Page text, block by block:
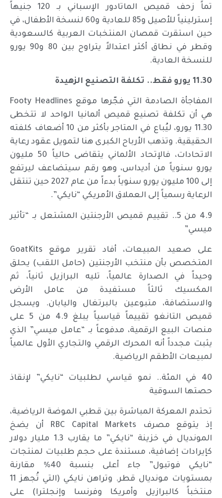
تماً زحف قميص الماتادور الإسباني بـ 120 جنيهاً
إسترلينياً للأصيل و85 للعادية و60 لنسخة الأطفال، في
حين استقرت قمصان المنتخبات العربية كالسعودية
وقطر في نطاق أكثر اعتدالاً يتراوح بين 80 و90 يورو
للنسخة العادية.
11.30 يورو فقط.. تكلفة التصنيع الزهيدة
المفاجأة الصادمة التي فجّرها موقع Footy Headlines
هي أن تكلفة تصنيع قميص ألمانيا الواحد لا تتخطى
11.30 يورو، ليُباع في المتاجر بأكثر من 10 أضعاف كلفته
الحقيقية. وتذهب الأرباح الكبرى هنا لتمويل عقود رعاية
الاتحادات، فالإتحاد الألماني يتقاضى حالياً 50 مليون
يورو سنوياً من أديداس، وهو رقم سيتضاعف ليرتفع
إلى 100 مليون يورو سنوياً بدءاً من عام 2027 حين تنتقل
الرعاية رسمياً إلى العملاق الأمريكي “نايكي”.
4.9 من 5.. تقييم قميص الأرجنتين المشتعل بـ “تأثير
ميسي”
على صعيد المبيعات، أفاد تقرير موقع GoatKits
المتخصص بأن منتخب الأرجنتين (حامل اللقب) يحلق
وحيداً في الصدارة عالمياً، تليه البرازيل ثانياً، ثم
المكسيك ثالثاً مستفيدة من عامل الأرض
والاستضافة، متبوعين بالبرتغال واليابان. ويسجل
قميص التانغو تقييماً قياسياً يبلغ 4.9 من 5 على
منصات البيع الرقمية، مدفوعاً بـ “عامل ميسي” الذي
يثبت مجدداً أنه المحرك الرقمي والتجاري الأول عالمياً
لمبيعات الأطقم الرياضية.
40 في المئة.. نمو قياسي لطلبيات “نايكي” لإنقاذ
حصتها السوقية
تحتدم المعركة المباشرة بين قطبي الموضة الرياضية،
إذ يتوقع مصرف RBC Capital Markets أن يضخ
المونديال في خزينة “نايكي” ما يقارب 1.3 مليار دولار
كإيرادات إضافية، مستندة على حجم طلبيات لمنتجات
“نايكي فوتبول” جاء أعلى بنسبة 40% مقارنة
بمستويات مونديال قطر. وتراهن نايكي (التي تُجهز 11
منتخباً كالبرازيل وأمريكا وفرنسا وإنجلترا) على